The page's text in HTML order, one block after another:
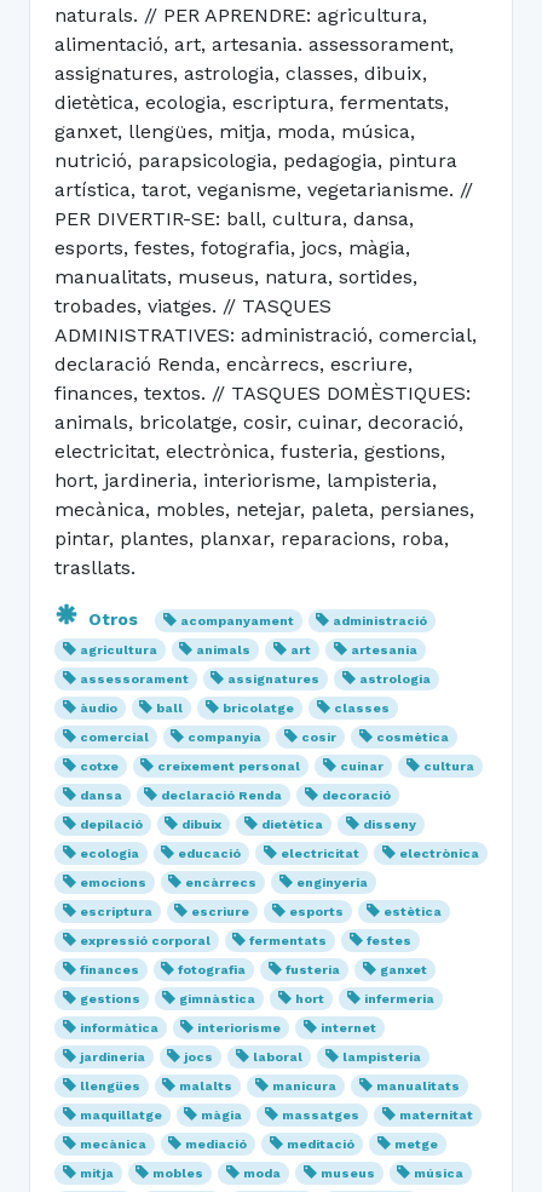
naturals. // PER APRENDRE: agricultura,
alimentació, art, artesania. assessorament,
assignatures, astrologia, classes, dibuix,
dietètica, ecologia, escriptura, fermentats,
ganxet, llengües, mitja, moda, música,
nutrició, parapsicologia, pedagogia, pintura
artística, tarot, veganisme, vegetarianisme. //
PER DIVERTIR-SE: ball, cultura, dansa,
esports, festes, fotografia, jocs, màgia,
manualitats, museus, natura, sortides,
trobades, viatges. // TASQUES
ADMINISTRATIVES: administració, comercial,
declaració Renda, encàrrecs, escriure,
finances, textos. // TASQUES DOMÈSTIQUES:
animals, bricolatge, cosir, cuinar, decoració,
electricitat, electrònica, fusteria, gestions,
hort, jardineria, interiorisme, lampisteria,
mecànica, mobles, netejar, paleta, persianes,
pintar, plantes, planxar, reparacions, roba,
trasllats.
Otros acompanyament
administració
agricultura
animals art
artesania
assessorament
assignatures
astrologia
àudio
ball bricolatge
classes
comercial
companyia cosir
cosmètica
cotxe
creixement personal cuinar
cultura
dansa
declaració Renda
decoració
depilació
dibuix dietètica
disseny
ecologia
educació electricitat
electrònica
emocions
encàrrecs
enginyeria
escriptura
escriure esports
estètica
expressió corporal
fermentats
festes
finances
fotografia fusteria
ganxet
gestions
gimnàstica hort
infermeria
informàtica
interiorisme
internet
jardineria
jocs laboral
lampisteria
llengües
malalts manicura
manualitats
maquillatge
màgia massatges
maternitat
mecànica
mediació meditació
metge
mitja
mobles moda museus música